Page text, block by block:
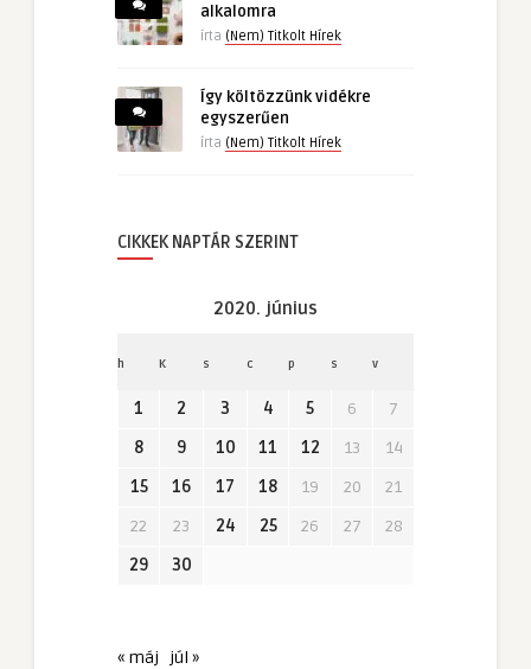
alkalomra
írta (Nem) Titkolt Hírek
Így költözzünk vidékre
egyszerűen
írta (Nem) Titkolt Hírek
CIKKEK NAPTÁR SZERINT
2020. június
h K s c p s v
1 2 3 4 5 6
7
8
9 10 11 12 13
14
15
16 17 18 19 20
21
22
23 24 25 26 27
28
29
30
« máj júl »